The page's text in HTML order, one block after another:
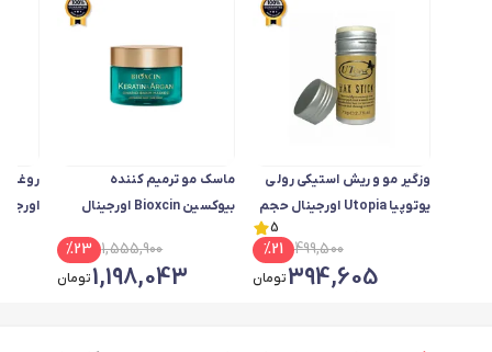
وزگیر مو و ریش استیکی رولی
یوتوپیا Utopia اورجینال حجم
5
499,500
%21
394,605تومان
ماسک مو ترمیم کننده
بیوکسین Bioxcin اورجینال
1,555,900
%23
1,198,043تومان